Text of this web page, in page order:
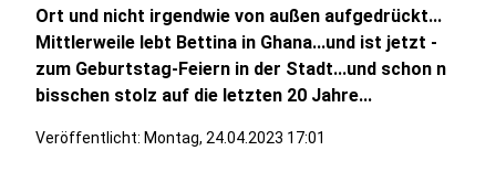
Ort und nicht irgendwie von außen aufgedrückt...
Mittlerweile lebt Bettina in Ghana...und ist jetzt -
zum Geburtstag-Feiern in der Stadt...und schon n
bisschen stolz auf die letzten 20 Jahre...
Veröffentlicht: Montag, 24.04.2023 17:01